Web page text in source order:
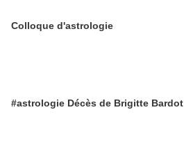
Colloque d'astrologie
#astrologie Décès de Brigitte Bardot